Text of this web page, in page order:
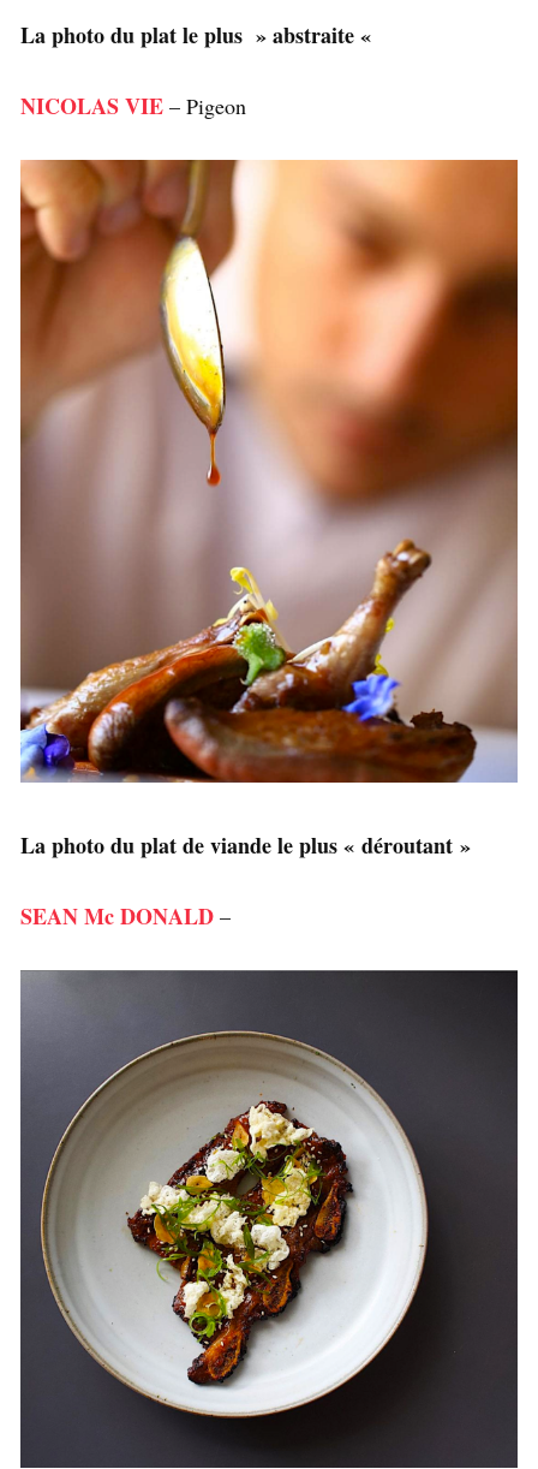
La photo du plat le plus » abstraite «
NICOLAS VIE – Pigeon
La photo du plat de viande le plus « déroutant »
SEAN Mc DONALD –